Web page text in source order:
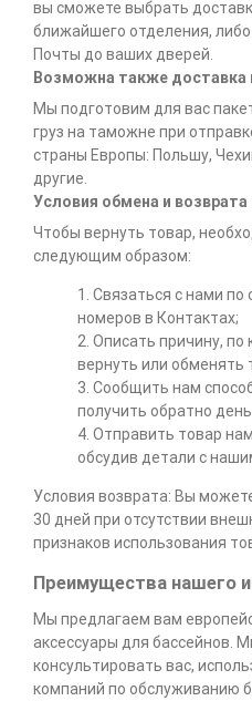
вы сможете выбрать
ближайшего отделения,
Почты до ваших дверей.
Возможна также доставка
Мы подготовим для вас
груз на таможне при
страны Европы: Польшу,
другие.
Условия обмена и возврата
Чтобы вернуть товар,
следующим образом:
1. Связаться с нами по
номеров в Контактах;
2. Описать причину, по
вернуть или обменять
3. Сообщить нам
получить обратно
4. Отправить товар
обсудив детали с
Условия возврата: Вы
30 дней при отсутствии
признаков использования
Преимущества нашего
Мы предлагаем вам
аксессуары для бассейнов.
консультировать вас,
компаний по обслуживанию